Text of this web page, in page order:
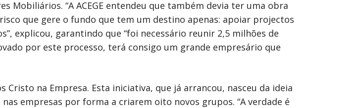
Mobiliários. “A ACEGE entendeu que também devia ter uma obra
que gere o fundo que tem um destino apenas: apoiar projectos
explicou, garantindo que “foi necessário reunir 2,5 milhões de
por este processo, terá consigo um grande empresário que
na Empresa. Esta iniciativa, que já arrancou, nasceu da ideia
empresas por forma a criarem oito novos grupos. “A verdade é